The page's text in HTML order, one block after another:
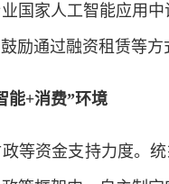
国家人工智能应用
励通过融资租赁等
+消费”环境
资金支持力度。统